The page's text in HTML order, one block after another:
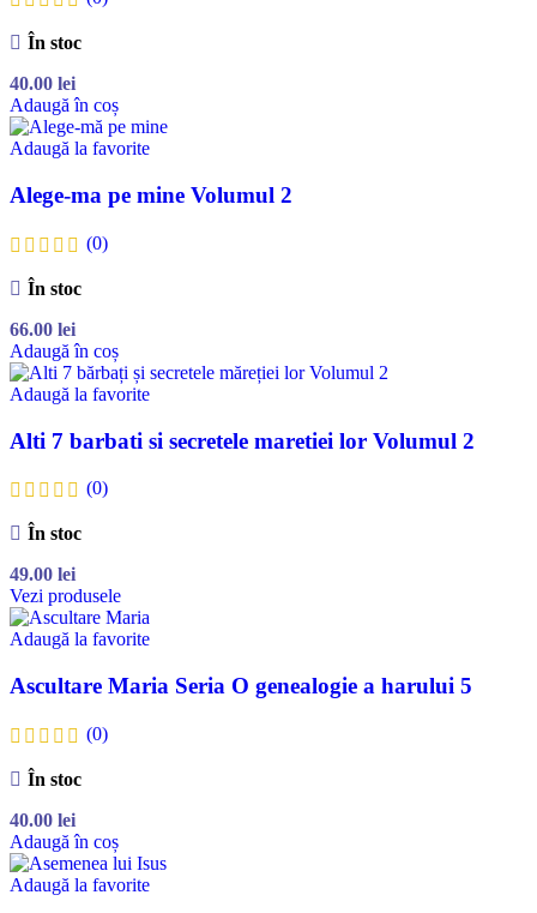
În stoc
40.00 lei
Adaugă în coș
Adaugă la favorite
Alege-ma pe mine Volumul 2
(0)
În stoc
66.00 lei
Adaugă în coș
Adaugă la favorite
Alti 7 barbati si secretele maretiei lor Volumul 2
(0)
În stoc
49.00 lei
Vezi produsele
Adaugă la favorite
Ascultare Maria Seria O genealogie a harului 5
(0)
În stoc
40.00 lei
Adaugă în coș
Adaugă la favorite